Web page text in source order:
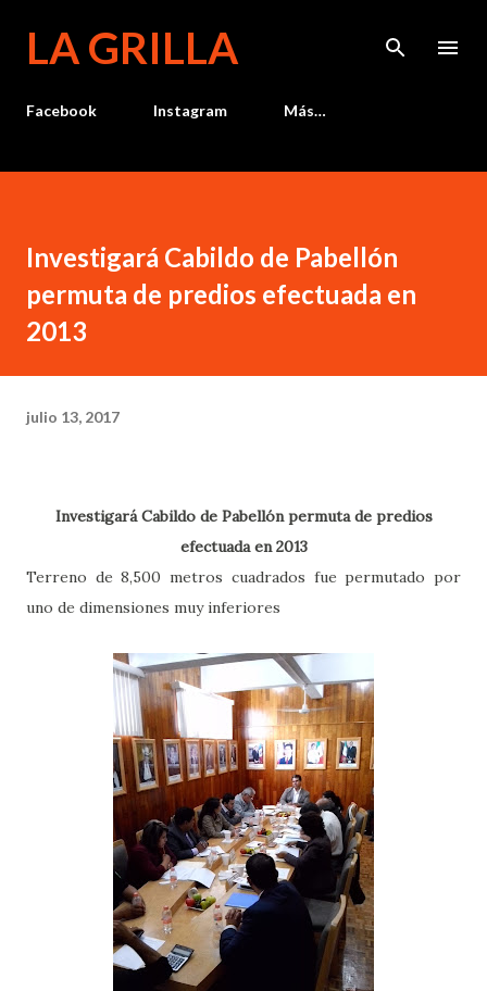
LA GRILLA
Facebook Instagram Más…
Investigará Cabildo de Pabellón
permuta de predios efectuada en
2013
julio 13, 2017
Investigará Cabildo de Pabellón permuta de predios
efectuada en 2013
Terreno de 8,500 metros cuadrados fue permutado por
uno de dimensiones muy inferiores